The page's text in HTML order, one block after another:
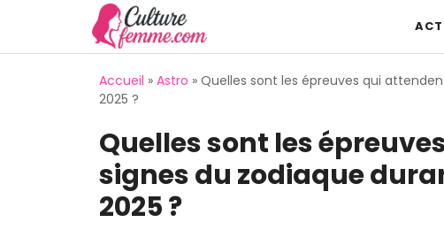
Accueil » Astro » Quelles sont les épreuves qui
2025 ?
Quelles sont les
signes du zodiaque
2025 ?